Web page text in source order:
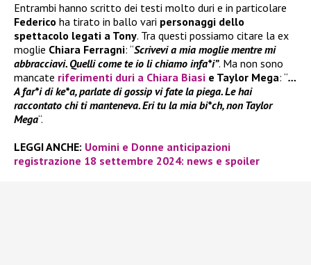
Entrambi hanno scritto dei testi molto duri e in particolare
Federico ha tirato in ballo vari personaggi dello
spettacolo legati a Tony. Tra questi possiamo citare la ex
moglie Chiara Ferragni: “Scrivevi a mia moglie mentre mi
abbracciavi. Quelli come te io li chiamo infa*i”. Ma non sono
mancate riferimenti duri a Chiara Biasi e Taylor Mega: “…
A far*i di ke*a, parlate di gossip vi fate la piega. Le hai
raccontato chi ti manteneva. Eri tu la mia bi*ch, non Taylor
Mega“.
LEGGI ANCHE: Uomini e Donne anticipazioni
registrazione 18 settembre 2024: news e spoiler